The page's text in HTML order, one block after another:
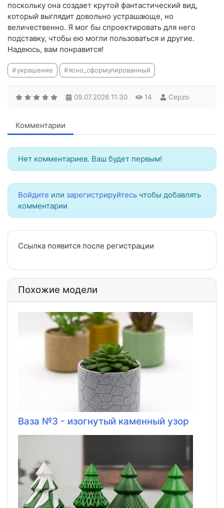
поскольку она создает крутой фантастический вид,
который выглядит довольно устрашающе, но
величественно. Я мог бы спроектировать для него
подставку, чтобы ею могли пользоваться и другие.
Надеюсь, вам понравится!
украшение ясно_сформулированный
09.07.2026 11:30 14 Cepzo
Комментарии
Нет комментариев. Ваш будет первым!
Войдите или зарегистрируйтесь чтобы добавлять
комментарии
Ссылка появится после регистрации
Похожие модели
Ваза №3 - изогнутый каменный узор